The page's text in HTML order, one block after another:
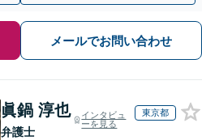
メールでお問い合わせ
眞鍋 淳也
弁護士
インタビュ
ーを見る
東京都